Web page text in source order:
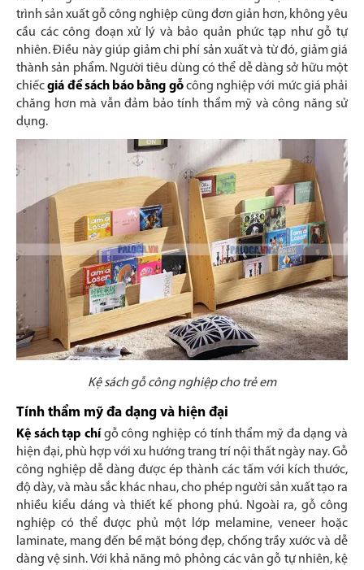
trình sản xuất gỗ công nghiệp cũng đơn giản hơn, không yêu
cầu các công đoạn xử lý và bảo quản phức tạp như gỗ tự
nhiên. Điều này giúp giảm chi phí sản xuất và từ đó, giảm giá
thành sản phẩm. Người tiêu dùng có thể dễ dàng sở hữu một
chiếcgiá để sách báo bằng gỗcông nghiệp với mức giá phải
chăng hơn mà vẫn đảm bảo tính thẩm mỹ và công năng sử
dụng.
Kệ sách gỗ công nghiệp cho trẻ em
Tính thẩm mỹ đa dạng và hiện đại
Kệ sách tạp chí gỗ công nghiệp có tính thẩm mỹ đa dạng và
hiện đại, phù hợp với xu hướng trang trí nội thất ngày nay. Gỗ
công nghiệp dễ dàng được ép thành các tấm với kích thước,
độ dày, và màu sắc khác nhau, cho phép người sản xuất tạo ra
nhiều kiểu dáng và thiết kế phong phú. Ngoài ra, gỗ công
nghiệp có thể được phủ một lớp melamine, veneer hoặc
laminate, mang đến bề mặt bóng đẹp, chống trầy xước và dễ
dàng vệ sinh. Với khả năng mô phỏng các vân gỗ tự nhiên, kệ